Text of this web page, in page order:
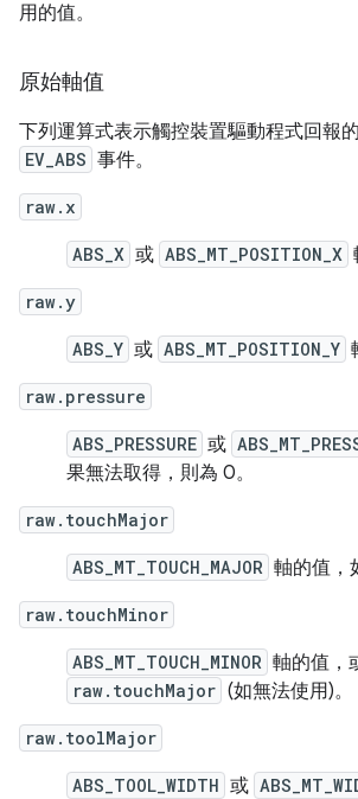
用的值。
原始軸值
下列運算式表示觸控裝置驅動程式回報
EV_ABS 事件。
raw.x
ABS_X 或 ABS_MT_POSITION_X
raw.y
ABS_Y 或 ABS_MT_POSITION_Y
raw.pressure
ABS_PRESSURE 或
果無法取得，則為 0。
raw.touchMajor
ABS_MT_TOUCH_MAJOR 軸的值，
raw.touchMinor
ABS_MT_TOUCH_MINOR 軸的值，
raw.touchMajor (如無法使用)。
raw.toolMajor
ABS_TOOL_WIDTH 或